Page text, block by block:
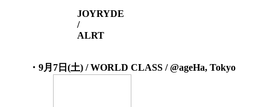
JOYRYDE
/
ALRT
・9月7日(土) / WORLD CLASS / @ageHa, Tokyo